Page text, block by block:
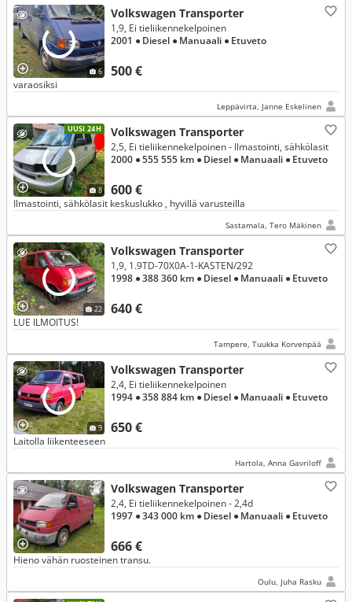
6
Volkswagen Transporter
500 €
1,9, Ei tieliikennekelpoinen
2001 ● Diesel ● Manuaali ● Etuveto
varaosiksi
Leppävirta, Janne Eskelinen
UUSI 24H
8
Volkswagen Transporter
600 €
2,5, Ei tieliikennekelpoinen - Ilmastointi, sähkölasit
2000 ● 555 555 km ● Diesel ● Manuaali ● Etuveto
Ilmastointi, sähkölasit keskuslukko , hyvillä varusteilla
Sastamala, Tero Mäkinen
22
Volkswagen Transporter
640 €
1,9, 1.9TD-70X0A-1-KASTEN/292
1998 ● 388 360 km ● Diesel ● Manuaali ● Etuveto
LUE ILMOITUS!
Tampere, Tuukka Korvenpää
9
Volkswagen Transporter
650 €
2,4, Ei tieliikennekelpoinen
1994 ● 358 884 km ● Diesel ● Manuaali ● Etuveto
Laitolla liikenteeseen
Hartola, Anna Gavriloff
Volkswagen Transporter
666 €
2,4, Ei tieliikennekelpoinen - 2,4d
1997 ● 343 000 km ● Diesel ● Manuaali ● Etuveto
Hieno vähän ruosteinen transu.
Oulu, Juha Rasku